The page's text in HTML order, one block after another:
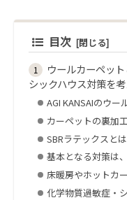
目次
ウールカーペッ
シックハウス対策を
AGI KANSAIのウー
カーペットの裏加
SBRラテックスとは
基本となる対策は
床暖房やホットカ
化学物質過敏症・